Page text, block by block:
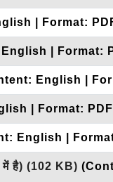
| Format:
| Format:
English |
| Format:
English |
में है) (102 KB)